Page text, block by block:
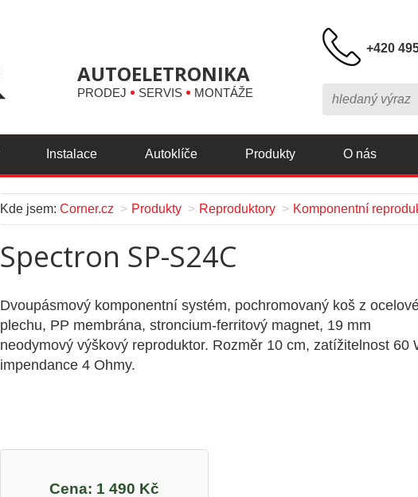
AUTOELETRONIKA
PRODEJ SERVIS MONTÁŽE
+420
Instalace Autoklíče Produkty O nás
Kde jsem: Corner.cz Produkty Reproduktory Komponentní
Spectron SP-S24C
Dvoupásmový komponentní systém, pochromovaný koš z
plechu, PP membrána, stroncium-ferritový magnet, 19 mm
neodymový výškový reproduktor. Rozměr 10 cm, zatížitelnost 60
impendance 4 Ohmy.
Cena: 1 490 Kč